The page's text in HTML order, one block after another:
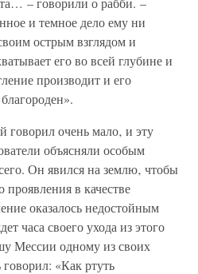
и темное дело ему ни
острым взглядом и
его во всей глубине и
производит и его
очень мало‚ и эту
объясняли особым
Он явился на землю‚ чтобы
проявления в качестве
оказалось недостойным
часа своего ухода из этого
Мессии одному из своих
«Как ртуть